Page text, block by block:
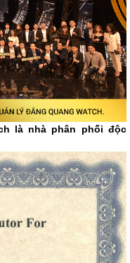
là nhà phân phối độc